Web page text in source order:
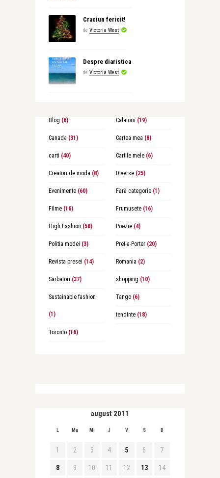
Craciun fericit!
de Victoria West
Despre diaristica
de Victoria West
Blog (6) Calatorii (19)
Canada (31) Cartea mea (8)
carti (40) Cartile mele(6)
Creatori de moda (8) Diverse(25)
Evenimente(60) Fără categorie(1)
Filme(16) Frumusete(16)
High Fashion (58) Poezie(4)
Politia modei (3) Pret-a-Porter(20)
Revista presei (14) Romania (2)
Sarbatori (37) shopping (10)
Sustainable fashion
(1)
Tango(6)
tendinte(18)
Toronto(16)
august 2011
L Ma Mi J V S D
1 2 3 4 5 6 7
8 9 10 11 12 13 14